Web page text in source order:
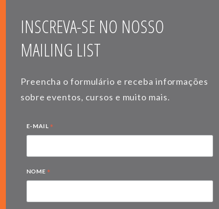
INSCREVA-SE NO NOSSO
MAILING LIST
Preencha o formulário e receba informações
sobre eventos, cursos e muito mais.
E-MAIL *
NOME *